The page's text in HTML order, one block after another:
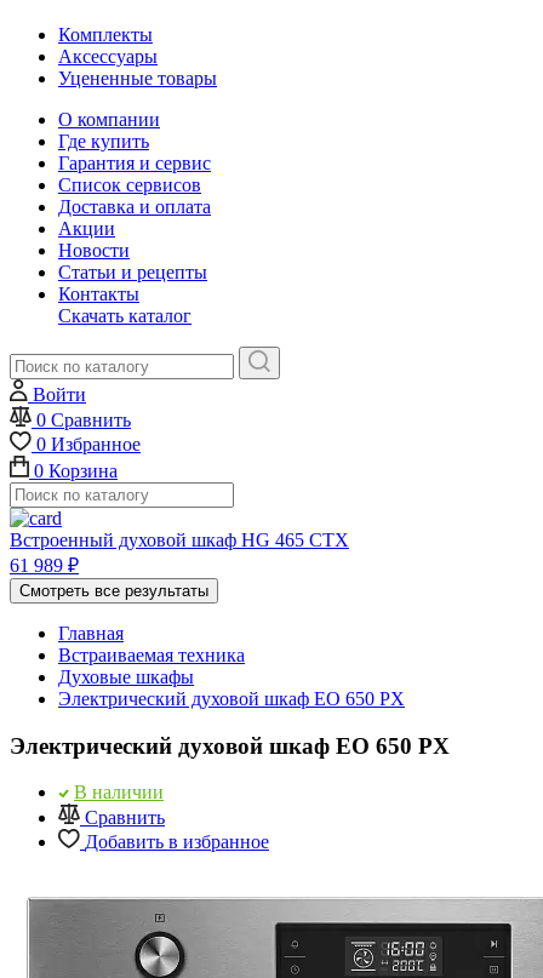
Комплекты
Аксессуары
Уцененные товары
О компании
Где купить
Гарантия и сервис
Список сервисов
Доставка и оплата
Акции
Новости
Статьи и рецепты
Контакты
Скачать каталог
Войти
0 Сравнить
0 Избранное
0 Корзина
Встроенный духовой шкаф HG 465 CTX
61 989 ₽
Смотреть все результаты
Главная
Встраиваемая техника
Духовые шкафы
Электрический духовой шкаф EO 650 PX
Электрический духовой шкаф EO 650 PX
В наличии
Сравнить
Добавить в избранное